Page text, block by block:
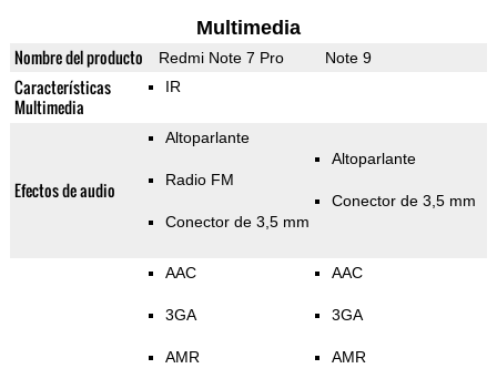
Multimedia
Nombre del producto Redmi Note 7 Pro Note 9
Características
Multimedia
IR
Efectos de audio
Altoparlante
Radio FM
Conector de 3,5 mm
Altoparlante
Conector de 3,5 mm
AAC
3GA
AMR
AAC
3GA
AMR